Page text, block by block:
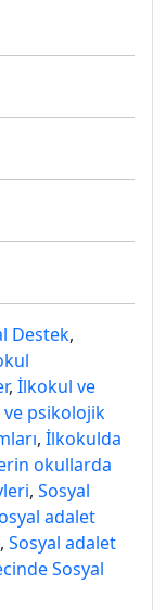
Destek,
, İlkokul ve
psikolojik
, İlkokulda
okullarda
, Sosyal
adalet
, Sosyal adalet
Sosyal